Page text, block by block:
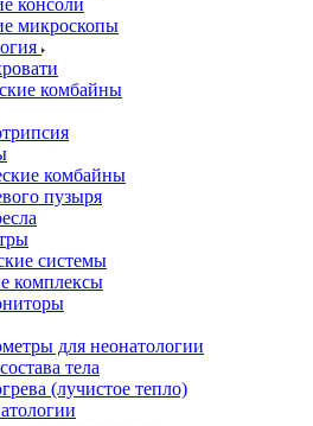
консоли
микроскопы
комбайны
комбайны
пузыря
системы
комплексы
для неонатологии
тела
(лучистое тепло)